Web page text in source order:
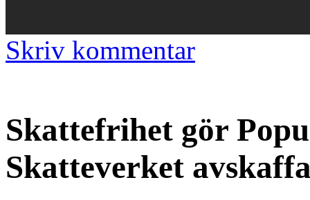
Skriv kommentar
Skattefrihet gör
Skatteverket